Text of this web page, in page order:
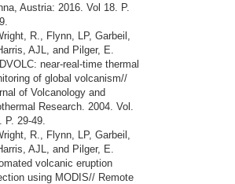
Austria: 2016. Vol 18. P.
R., Flynn, LP, Garbeil,
AJL, and Pilger, E.
near-real-time thermal
of global volcanism//
of Volcanology and
Research. 2004. Vol.
P. 29-49.
R., Flynn, LP, Garbeil,
AJL, and Pilger, E.
volcanic eruption
using MODIS// Remote